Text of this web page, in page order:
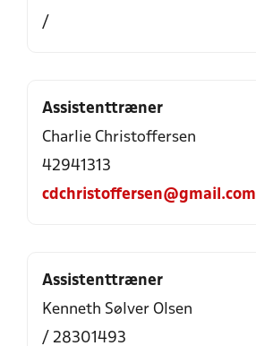
/
Assistenttræner
Charlie Christoffersen
42941313
cdchristoffersen@gmail.com
Assistenttræner
Kenneth Sølver Olsen
/ 28301493